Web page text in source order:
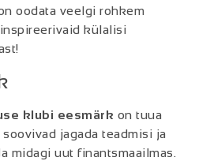
oodata veelgi rohkem
külalisi
klubi eesmärk on tuua
jagada teadmisi ja
midagi uut finantsmaailmas.